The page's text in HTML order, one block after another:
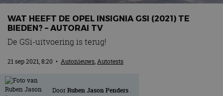
Contact
MotorRAI.nl
WAT HEEFT DE OPEL INSIGNIA GSI (2021) TE
BIEDEN? – AUTORAI TV
De GSi-uitvoering is terug!
21 sep 2021, 8:20 • Autonieuws,Autotests
DoorRuben Jason Penders .